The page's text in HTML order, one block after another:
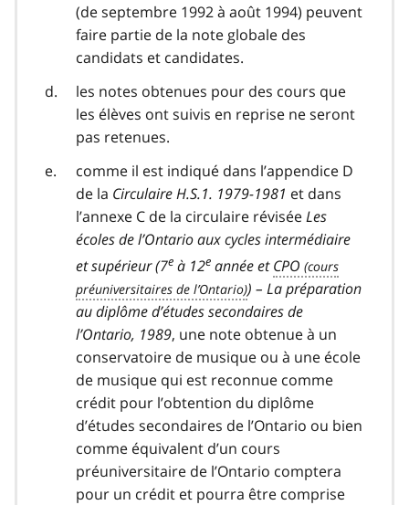
(de septembre 1992 à août 1994) peuvent
faire partie de la note globale des
candidats et candidates.
les notes obtenues pour des cours que
les élèves ont suivis en reprise ne seront
pas retenues.
comme il est indiqué dans l’appendice D
de la Circulaire H.S.1. 1979-1981 et dans
l’annexe C de la circulaire réviséeLes
écoles de l’Ontario aux cycles intermédiaire
et supérieur (7e à 12e année etCPO
) – La préparation
au diplôme d’études secondaires de
l’Ontario, 1989, une note obtenue à un
conservatoire de musique ou à une école
de musique qui est reconnue comme
crédit pour l’obtention du diplôme
d’études secondaires de l’Ontario ou bien
comme équivalent d’un cours
préuniversitaire de l’Ontario comptera
pour un crédit et pourra être comprise